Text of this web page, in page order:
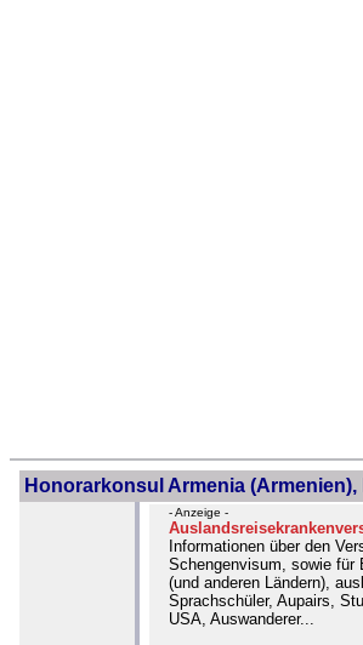
Honorarkonsul Armenia (Armenien),
- Anzeige -
Informationen über den
Schengenvisum, sowie für
(und anderen Ländern),
Sprachschüler, Aupairs,
USA, Auswanderer...